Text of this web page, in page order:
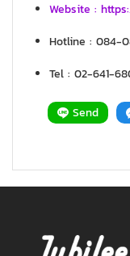
Website :
Hotline : 084-
Tel : 02-641-
Send